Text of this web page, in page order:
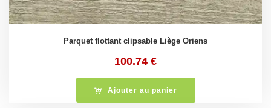
Parquet flottant clipsable Liège Oriens
100.74 €
Ajouter au panier